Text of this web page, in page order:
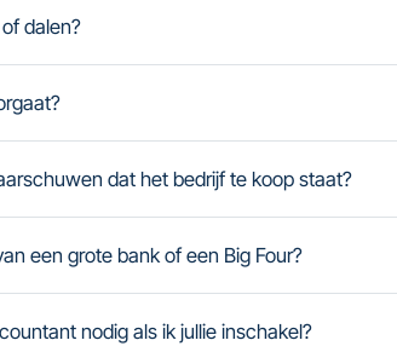
dalen?
dat het bedrijf te koop staat?
een grote bank of een Big Four?
nodig als ik jullie inschakel?